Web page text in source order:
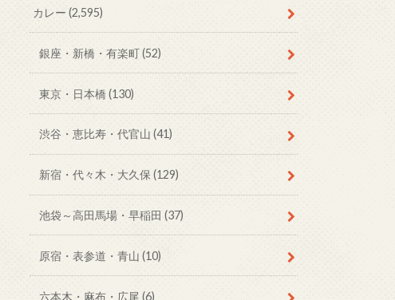
カレー(2,595)
銀座・新橋・有楽町(52)
東京・日本橋 (130)
渋谷・恵比寿・代官山 (41)
新宿・代々木・大久保 (129)
池袋～高田馬場・早稲田 (37)
原宿・表参道・青山 (10)
六本木・麻布・広尾 (6)